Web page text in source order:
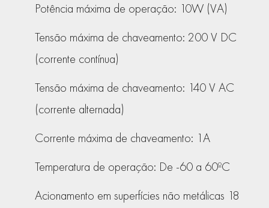
Potência máxima de operação: 10W (VA)
Tensão máxima de chaveamento: 200 V DC
(corrente contínua)
Tensão máxima de chaveamento: 140 V AC
(corrente alternada)
Corrente máxima de chaveamento: 1A
Temperatura de operação: De -60 a 60ºC
Acionamento em superfícies não metálicas 18